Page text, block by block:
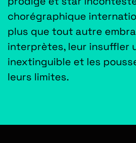
chorégraphique
plus que tout autre
interprètes, leur insuffler
inextinguible et les
leurs limites.